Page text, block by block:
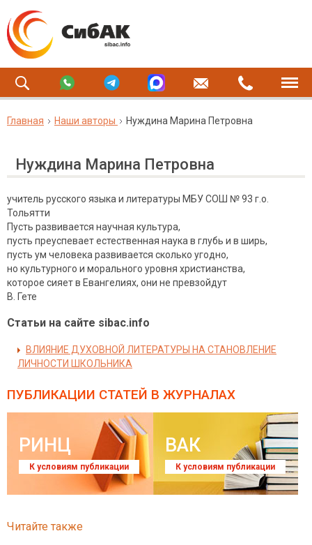
Главная Наши авторы Нуждина Марина Петровна
Нуждина Марина Петровна
учитель русского языка и литературы МБУ СОШ № 93 г.о.
Тольятти
Пусть развивается научная культура,
пусть преуспевает естественная наука в глубь и в ширь,
пусть ум человека развивается сколько угодно,
но культурного и морального уровня христианства,
которое сияет в Евангелиях, они не превзойдут
В. Гете
Статьи на сайте sibac.info
ВЛИЯНИЕ ДУХОВНОЙ ЛИТЕРАТУРЫ НА СТАНОВЛЕНИЕ
ЛИЧНОСТИ ШКОЛЬНИКА
ПУБЛИКАЦИИ СТАТЕЙ В ЖУРНАЛАХ
РИНЦ
К условиям публикации
ВАК
К условиям публикации
Читайте также